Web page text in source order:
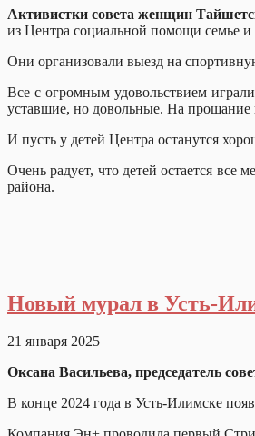
Активистки совета женщин
из Центра социальной помощи семье
Они организовали выезд на
Все с огромным удовольствием
уставшие, но довольные. На прощание
И пусть у детей Центра останутся
Очень радует, что детей остается
района.
Новый мурал в Усть-
21 января 2025
Оксана Васильева, председатель
В конце 2024 года в Усть-Илимске